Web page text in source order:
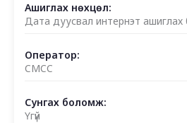
Ашиглах нөхцөл:
Дата дуусвал интернэт ашиглах
Оператор:
CMCC
Сунгах боломж:
Үгүй